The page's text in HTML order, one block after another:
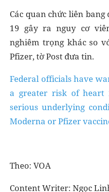
Các quan chức liên bang
19 gây ra nguy cơ
nghiêm trọng khác so
Pfizer, tờ Post đưa tin.
Federal officials have
a greater risk of heart
serious underlying
Moderna or Pfizer
Theo: VOA
Content Writer: Ngọc